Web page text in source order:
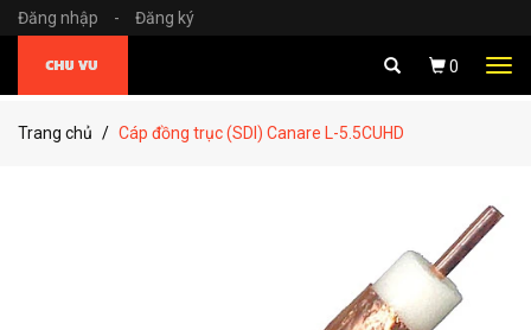
Đăng nhập - Đăng ký
0
Trang chủ Cáp đồng trục (SDI) Canare L-5.5CUHD